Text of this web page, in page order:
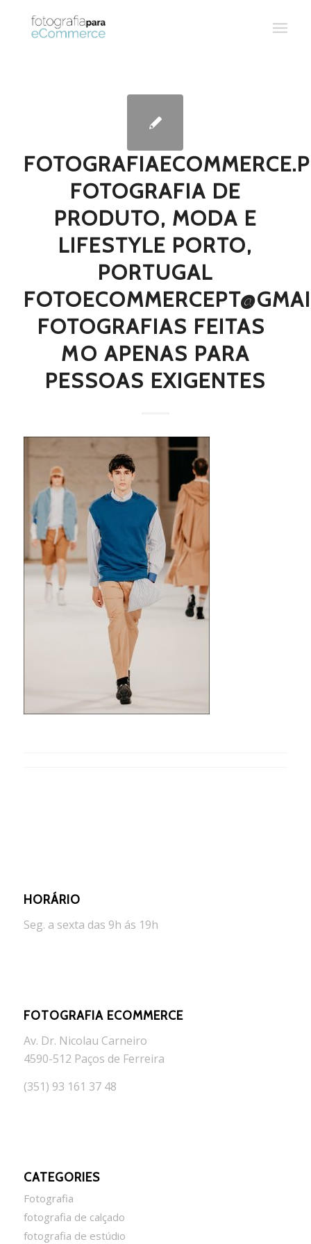
FOTOGRAFIA DE
PRODUTO, MODA E
LIFESTYLE PORTO,
PORTUGAL
FOTOGRAFIAS FEITAS 
MO APENAS PARA
PESSOAS EXIGENTES
HORÁRIO
Seg. a sexta das 9h ás 19h
FOTOGRAFIA ECOMMERCE
Av. Dr. Nicolau Carneiro
4590-512 Paços de Ferreira
(351) 93 161 37 48
CATEGORIES
Fotografia
fotografia de calçado
fotografia de estúdio